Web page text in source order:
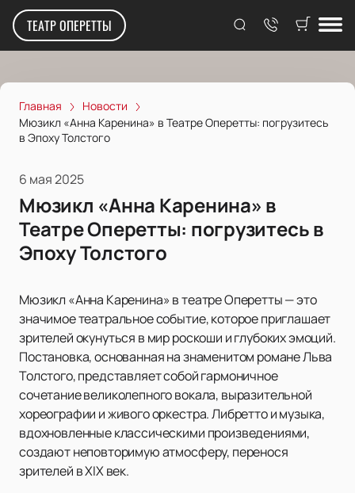
ТЕАТР ОПЕРЕТТЫ
Главная
Новости
Мюзикл «Анна Каренина» в Театре Оперетты: погрузитесь
в Эпоху Толстого
6 мая 2025
Мюзикл «Анна Каренина» в
Театре Оперетты: погрузитесь в
Эпоху Толстого
Мюзикл «Анна Каренина» в театре Оперетты — это
значимое театральное событие, которое приглашает
зрителей окунуться в мир роскоши и глубоких эмоций.
Постановка, основанная на знаменитом романе Льва
Толстого, представляет собой гармоничное
сочетание великолепного вокала, выразительной
хореографии и живого оркестра. Либретто и музыка,
вдохновленные классическими произведениями,
создают неповторимую атмосферу, перенося
зрителей в XIX век.